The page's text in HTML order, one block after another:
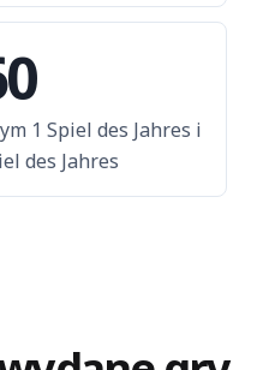
1 Spiel des Jahres i
des Jahres